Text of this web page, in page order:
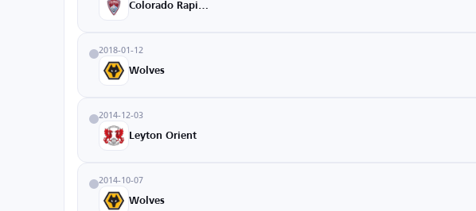
2018-01-12
Wolves
2014-12-03
Leyton Orient
2014-10-07
Wolves